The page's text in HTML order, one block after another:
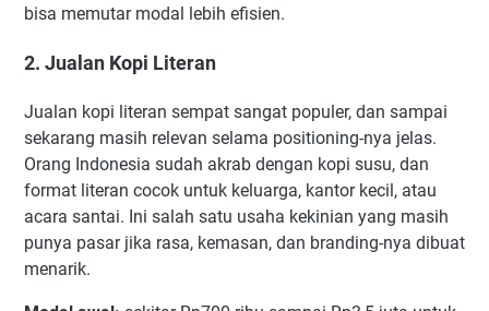
bisa memutar modal lebih efisien.
2. Jualan Kopi Literan
Jualan kopi literan sempat sangat populer, dan sampai
sekarang masih relevan selama positioning-nya jelas.
Orang Indonesia sudah akrab dengan kopi susu, dan
format literan cocok untuk keluarga, kantor kecil, atau
acara santai. Ini salah satu usaha kekinian yang masih
punya pasar jika rasa, kemasan, dan branding-nya dibuat
menarik.